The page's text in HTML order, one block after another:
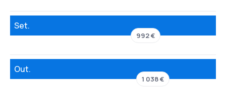
Set.
992 €
Out.
1 038 €